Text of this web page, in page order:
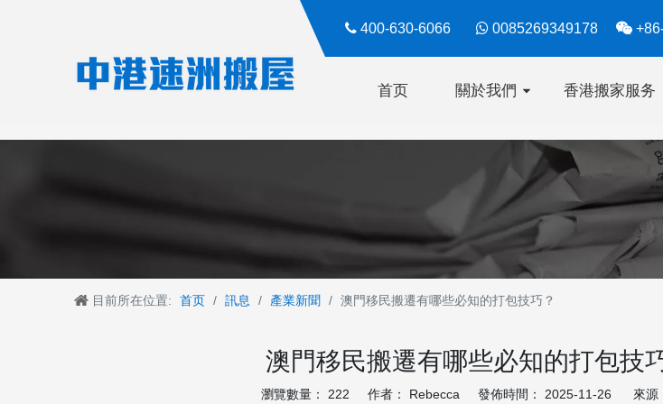
 400-630-6066  0085269349178 
首页 關於我們 香港搬家服务
目前所在位置: 首页 / 訊息 / 產業新聞 / 澳門移民搬遷有哪些必知的打包技巧？
澳門移民搬遷有哪些必知的打包技
瀏覽數量： 222 作者： Rebecca 發佈時間： 2025-11-26 來源